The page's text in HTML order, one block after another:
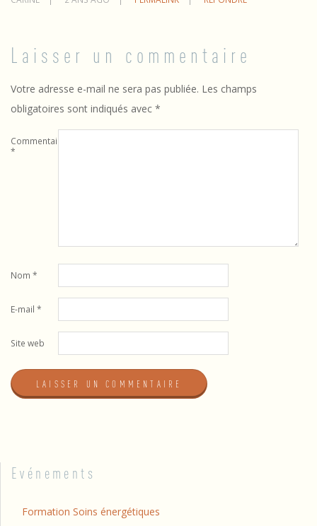
Laisser un commentaire
Votre adresse e-mail ne sera pas publiée. Les champs
obligatoires sont indiqués avec *
Commentaire
*
Nom *
E-mail *
Site web
Evénements
Formation Soins énergétiques